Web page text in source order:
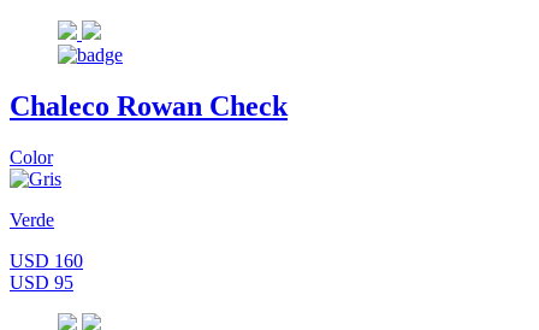
Chaleco Rowan Check
Color
Verde
USD 160
USD 95